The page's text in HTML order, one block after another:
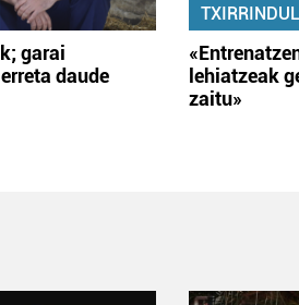
garai
daude
lehiatzeak
zaitu»